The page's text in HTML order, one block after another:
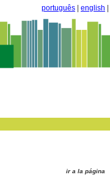
português english
ir a la página